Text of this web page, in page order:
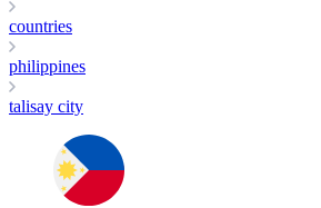
countries
philippines
talisay city